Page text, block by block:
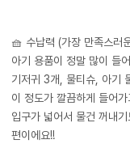
🧺 수납력 (가장 만족스러
아기 용품이 정말 많이 들
기저귀 3개, 물티슈, 아기
이 정도가 깔끔하게 들어
입구가 넓어서 물건 꺼내
편이에요!!